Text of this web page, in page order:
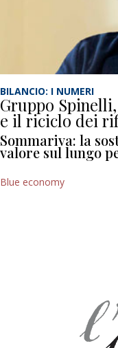
BILANCIO: I NUMERI
Gruppo
e il riciclo dei
Sommariva: la
valore sul lungo
Blue economy